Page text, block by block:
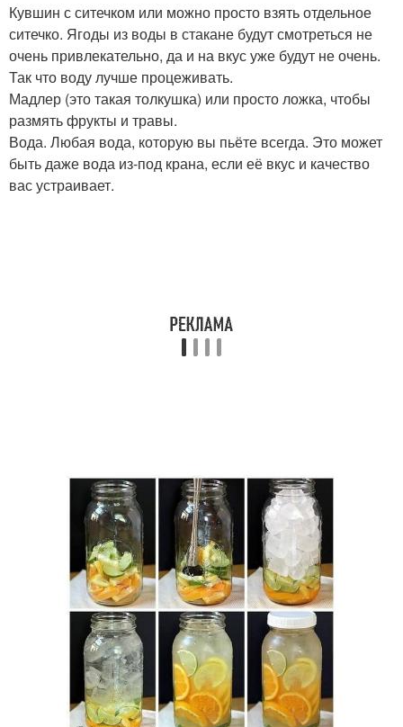
Кувшин с ситечком или можно просто взять отдельное
ситечко. Ягоды из воды в стакане будут смотреться не
очень привлекательно, да и на вкус уже будут не очень.
Так что воду лучше процеживать.
Мадлер (это такая толкушка) или просто ложка, чтобы
размять фрукты и травы.
Вода. Любая вода, которую вы пьёте всегда. Это может
быть даже вода из-под крана, если её вкус и качество
вас устраивает.